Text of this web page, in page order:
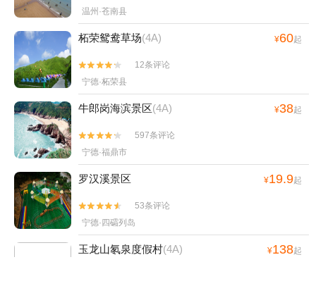
温州·苍南县
柘荣鸳鸯草场(4A) ¥60起


12条评论
宁德·柘荣县
牛郎岗海滨景区(4A) ¥38起


597条评论
宁德·福鼎市
罗汉溪景区 ¥19.9起


53条评论
宁德·四礵列岛
玉龙山氡泉度假村(4A) ¥138起